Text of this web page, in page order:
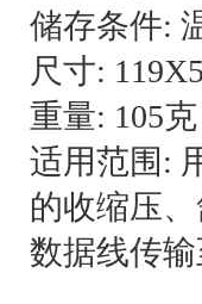
储存条件:
尺寸:
重量: 105克
适用范围:
的收缩压
数据线传